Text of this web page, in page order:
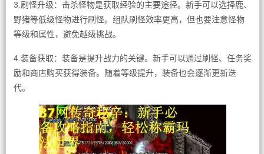
3.刷怪升级：击杀怪物是获取经验的主要途径。新手可以选择鹿、
野猪等低级怪物进行刷怪。组队刷怪效率更高，但也要注意怪物
等级和属性，避免越级挑战。
4.装备获取：装备是提升战力的关键。新手可以通过刷怪、任务奖
励和商店购买获得装备。随着等级提升，装备也会逐渐更新迭
代。